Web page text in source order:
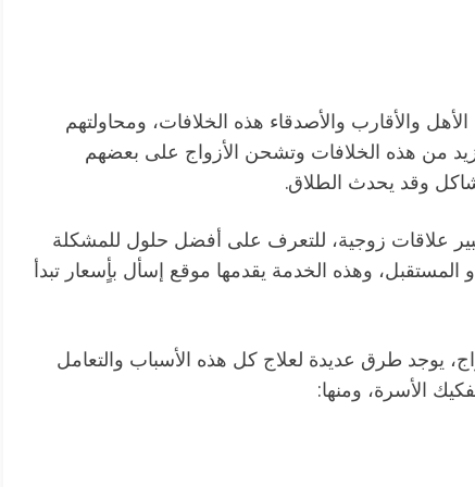
والأقارب والأصدقاء هذه الخلافات، ومحاولتهم
من هذه الخلافات وتشحن الأزواج على بعضهم
وقد يحدث الطلاق.
علاقات زوجية، للتعرف على أفضل حلول للمشكلة
وهذه الخدمة يقدمها موقع إسأل بأٍسعار تبدأ
يوجد طرق عديدة لعلاج كل هذه الأسباب والتعامل
الأسرة، ومنها: